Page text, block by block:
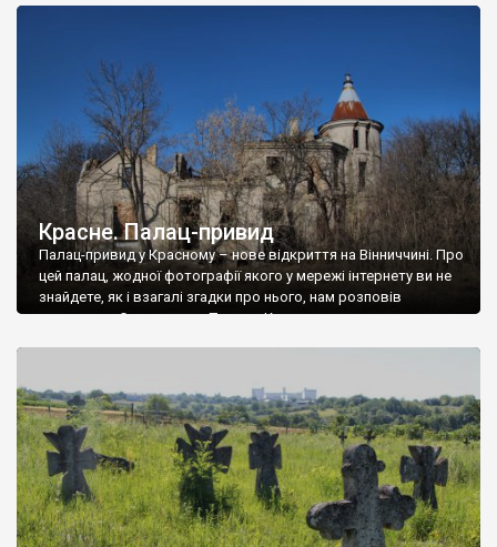
Красне. Палац-привид
Палац-привид у Красному – нове відкриття на Вінниччині. Про
цей палац, жодної фотографії якого у мережі інтернету ви не
знайдете, як і взагалі згадки про нього, нам розповів
мешканець Самгородка. Палац у Красному вразив не лише